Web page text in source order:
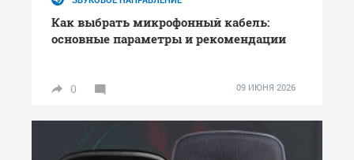
Как выбрать микрофонный кабель:
основные параметры и рекомендации
0 09 ИЮНЯ 2026